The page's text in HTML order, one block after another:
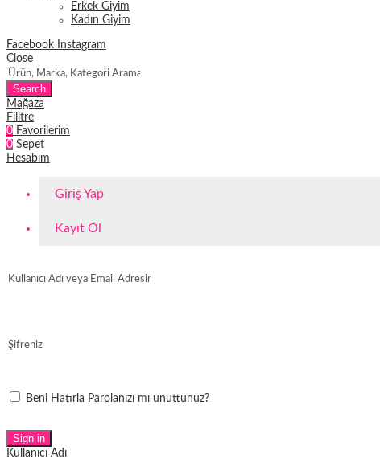
Erkek Giyim
Kadın Giyim
Facebook
Instagram
Close
Search
Mağaza
Filitre
0 Favorilerim
0 Sepet
Hesabım
Giriş Yap
Kayıt Ol
Beni Hatırla Parolanızı mı unuttunuz?
Sign in
Kullanıcı Adı